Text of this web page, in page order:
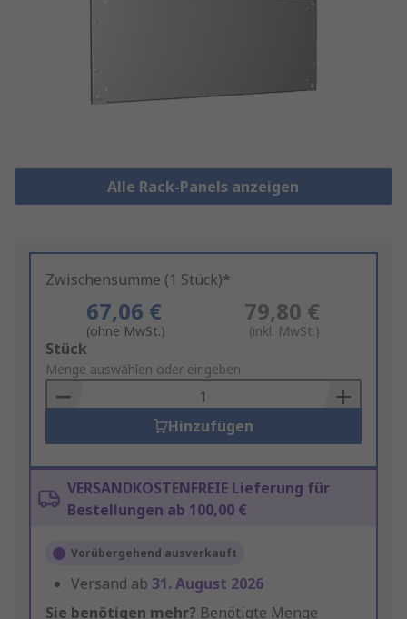
Alle Rack-Panels anzeigen
Zwischensumme (1 Stück)*
67,06 €
(ohne MwSt.)
79,80 €
(inkl. MwSt.)
Add
to
Basket
Stück
Menge auswählen oder eingeben
Hinzufügen
VERSANDKOSTENFREIE Lieferung für
Bestellungen ab 100,00 €
Vorübergehend ausverkauft
Versand ab 31. August 2026
Sie benötigen mehr? Benötigte Menge